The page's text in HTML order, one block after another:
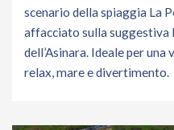
scenario della spiaggia La
affacciato sulla suggestiva
dell’Asinara. Ideale per una
relax, mare e divertimento.